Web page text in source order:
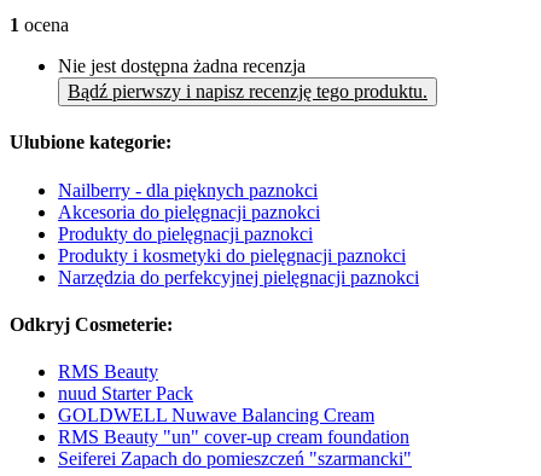
1 ocena
Nie jest dostępna żadna recenzja
Bądź pierwszy i napisz recenzję tego produktu.
Ulubione kategorie:
Nailberry - dla pięknych paznokci
Akcesoria do pielęgnacji paznokci
Produkty do pielęgnacji paznokci
Produkty i kosmetyki do pielęgnacji paznokci
Narzędzia do perfekcyjnej pielęgnacji paznokci
Odkryj Cosmeterie:
RMS Beauty
nuud Starter Pack
GOLDWELL Nuwave Balancing Cream
RMS Beauty "un" cover-up cream foundation
Seiferei Zapach do pomieszczeń "szarmancki"